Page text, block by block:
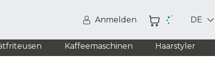
Anmelden DE
Kaffeemaschinen Haarstyler